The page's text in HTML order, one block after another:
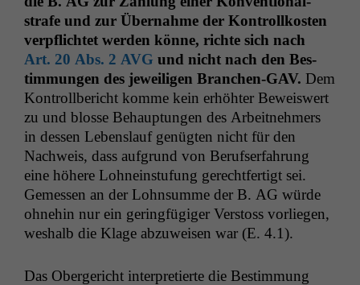
strafe und zur Über­nahme der Kon­trol­lkosten
verpflichtet wer­den könne, richte sich nach
Art. 20 Abs. 2 AVG und nicht nach den Bes­
tim­mungen des jew­eili­gen Branchen-GAV. Dem
Kon­troll­bericht komme kein erhöhter Beweiswert
zu und blosse Behaup­tun­gen des Arbeit­nehmers
in dessen Lebenslauf genügten nicht für den
Nach­weis, dass auf­grund von Beruf­ser­fahrung
eine höhere Lohne­in­stu­fung gerecht­fer­tigt sei.
Gemessen an der Lohn­summe der B. AG würde
ohne­hin nur ein ger­ingfügiger Ver­stoss vor­liegen,
weshalb die Klage abzuweisen war (E. 4.1).
Das Oberg­ericht inter­pretierte die Bes­tim­mung